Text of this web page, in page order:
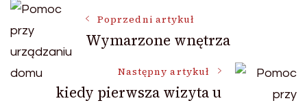
Nawigacja
wpisu
Poprzedni artykuł
Wymarzone wnętrza
Następny artykuł
kiedy pierwsza wizyta u